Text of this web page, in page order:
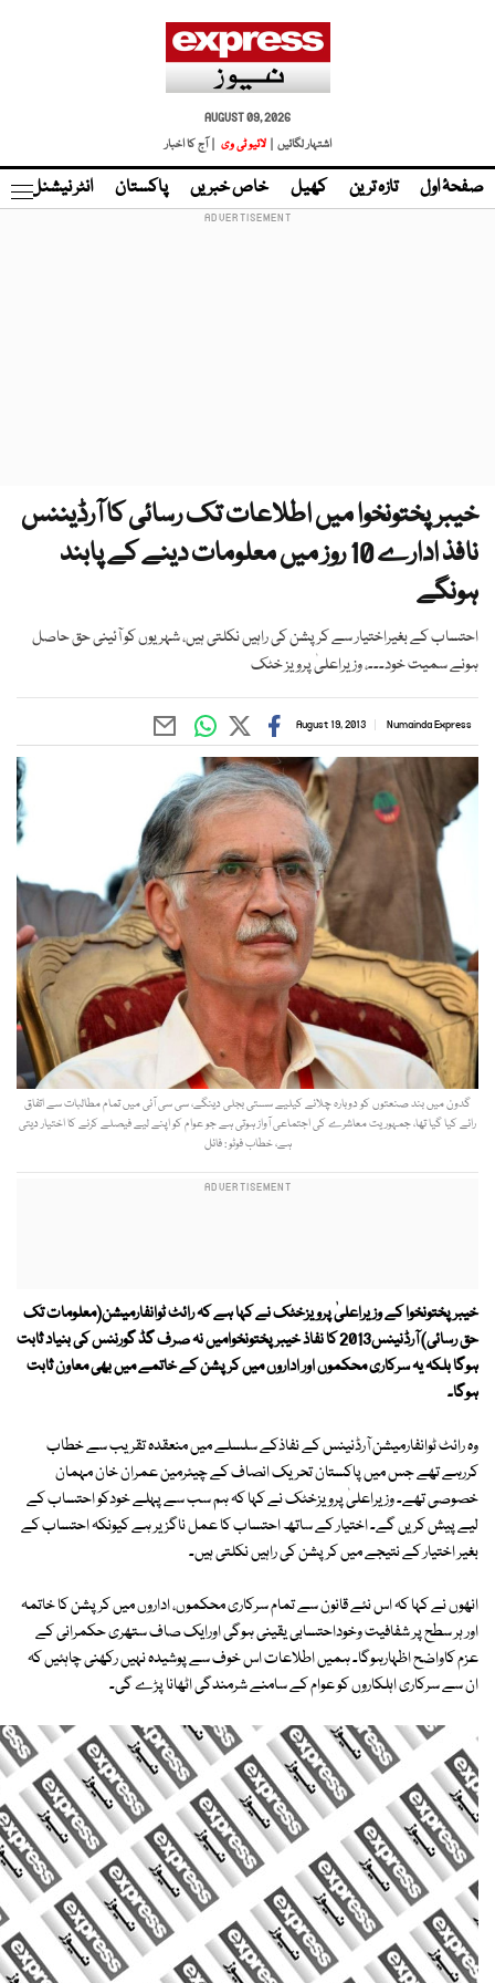
AUGUST 09, 2026
اشتہار لگائیں |
لائیو ٹی وی | آج کا اخبار
صفحۂ اول تازہ ترین کھیل خاص خبریں پاکستان انٹر نیشنل
خیبرپختونخوا میں اطلاعات تک رسائی کا آرڈیننس
نافذ ادارے 10 روز میں معلومات دینے کے پابند
ہونگے
احتساب کے بغیراختیار سے کرپشن کی راہیں نکلتی ہیں، شہریوں کو آئینی حق حاصل
ہونے سمیت خود۔۔۔، وزیراعلیٰ پرویز خٹک
Numainda Express
August 19, 2013
گدون میں بند صنعتوں کو دوبارہ چلانے کیلیے سستی بجلی دینگے، سی سی آئی میں تمام مطالبات سے اتفاق
رائے کیا گیا تھا، جمہوریت معاشرے کی اجتماعی آواز ہوتی ہے جو عوام کو اپنے لیے فیصلے کرنے کا اختیار دیتی
ہے، خطاب فوٹو : فائل
خیبرپختونخوا کے وزیراعلیٰ پرویزخٹک نے کہا ہے کہ رائٹ ٹوانفارمیشن(معلومات تک
حق رسائی) آرڈنینس2013 کا نفاذ خیبرپختونخوامیں نہ صرف گڈ گورننس کی بنیاد ثابت
ہوگا بلکہ یہ سرکاری محکموں اور اداروں میں کرپشن کے خاتمے میں بھی معاون ثابت
ہوگا۔
وہ رائٹ ٹوانفارمیشن آرڈنینس کے نفاذکے سلسلے میں منعقدہ تقریب سے خطاب
کررہے تھے جس میں پاکستان تحریک انصاف کے چیئرمین عمران خان مہمان
خصوصی تھے۔ وزیراعلیٰ پرویزخٹک نے کہا کہ ہم سب سے پہلے خودکو احتساب کے
لیے پیش کریں گے۔ اختیار کے ساتھ احتساب کا عمل ناگزیر ہے کیونکہ احتساب کے
بغیر اختیار کے نتیجے میں کرپشن کی راہیں نکلتی ہیں۔
انھوں نے کہا کہ اس نئے قانون سے تمام سرکاری محکموں، اداروں میں کرپشن کا خاتمہ
اور ہر سطح پر شفافیت وخوداحتسابی یقینی ہوگی اورایک صاف ستھری حکمرانی کے
عزم کاواضح اظہارہوگا۔ ہمیں اطلاعات اس خوف سے پوشیدہ نہیں رکھنی چاہئیں کہ
ان سے سرکاری اہلکاروں کو عوام کے سامنے شرمندگی اٹھانا پڑے گی۔